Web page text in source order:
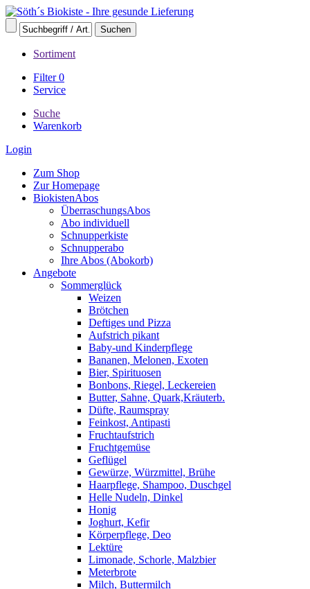
Sortiment
Filter0
Service
Suche
Warenkorb
Login
Zum Shop
Zur Homepage
BiokistenAbos
ÜberraschungsAbos
Abo individuell
Schnupperkiste
Schnupperabo
Ihre Abos (Abokorb)
Angebote
Sommerglück
Weizen
Brötchen
Deftiges und Pizza
Aufstrich pikant
Baby-und Kinderpflege
Bananen, Melonen, Exoten
Bier, Spirituosen
Bonbons, Riegel, Leckereien
Butter, Sahne, Quark,Kräuterb.
Düfte, Raumspray
Feinkost, Antipasti
Fruchtaufstrich
Fruchtgemüse
Geflügel
Gewürze, Würzmittel, Brühe
Haarpflege, Shampoo, Duschgel
Helle Nudeln, Dinkel
Honig
Joghurt, Kefir
Körperpflege, Deo
Lektüre
Limonade, Schorle, Malzbier
Meterbrote
Milch, Buttermilch